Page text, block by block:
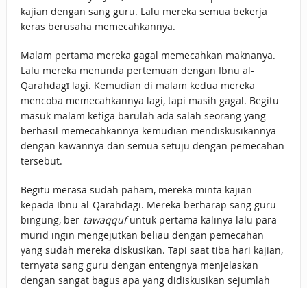
kajian dengan sang guru. Lalu mereka semua bekerja
keras berusaha memecahkannya.
Malam pertama mereka gagal memecahkan maknanya.
Lalu mereka menunda pertemuan dengan Ibnu al-
Qarahdagī lagi. Kemudian di malam kedua mereka
mencoba memecahkannya lagi, tapi masih gagal. Begitu
masuk malam ketiga barulah ada salah seorang yang
berhasil memecahkannya kemudian mendiskusikannya
dengan kawannya dan semua setuju dengan pemecahan
tersebut.
Begitu merasa sudah paham, mereka minta kajian
kepada Ibnu al-Qarahdagi. Mereka berharap sang guru
bingung, ber-tawaqqufuntuk pertama kalinya lalu para
murid ingin mengejutkan beliau dengan pemecahan
yang sudah mereka diskusikan. Tapi saat tiba hari kajian,
ternyata sang guru dengan entengnya menjelaskan
dengan sangat bagus apa yang didiskusikan sejumlah